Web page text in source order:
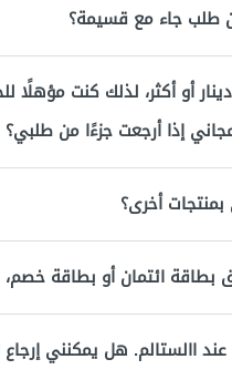
طلب جاء مع قسيمة؟
كان طلبي الأصلي بقيمة 20 دينار أو
إذا أرجعت جزءًا من طلبي؟
أخرى؟
ائتمان أو بطاقة
االستالم. هل يمكنني